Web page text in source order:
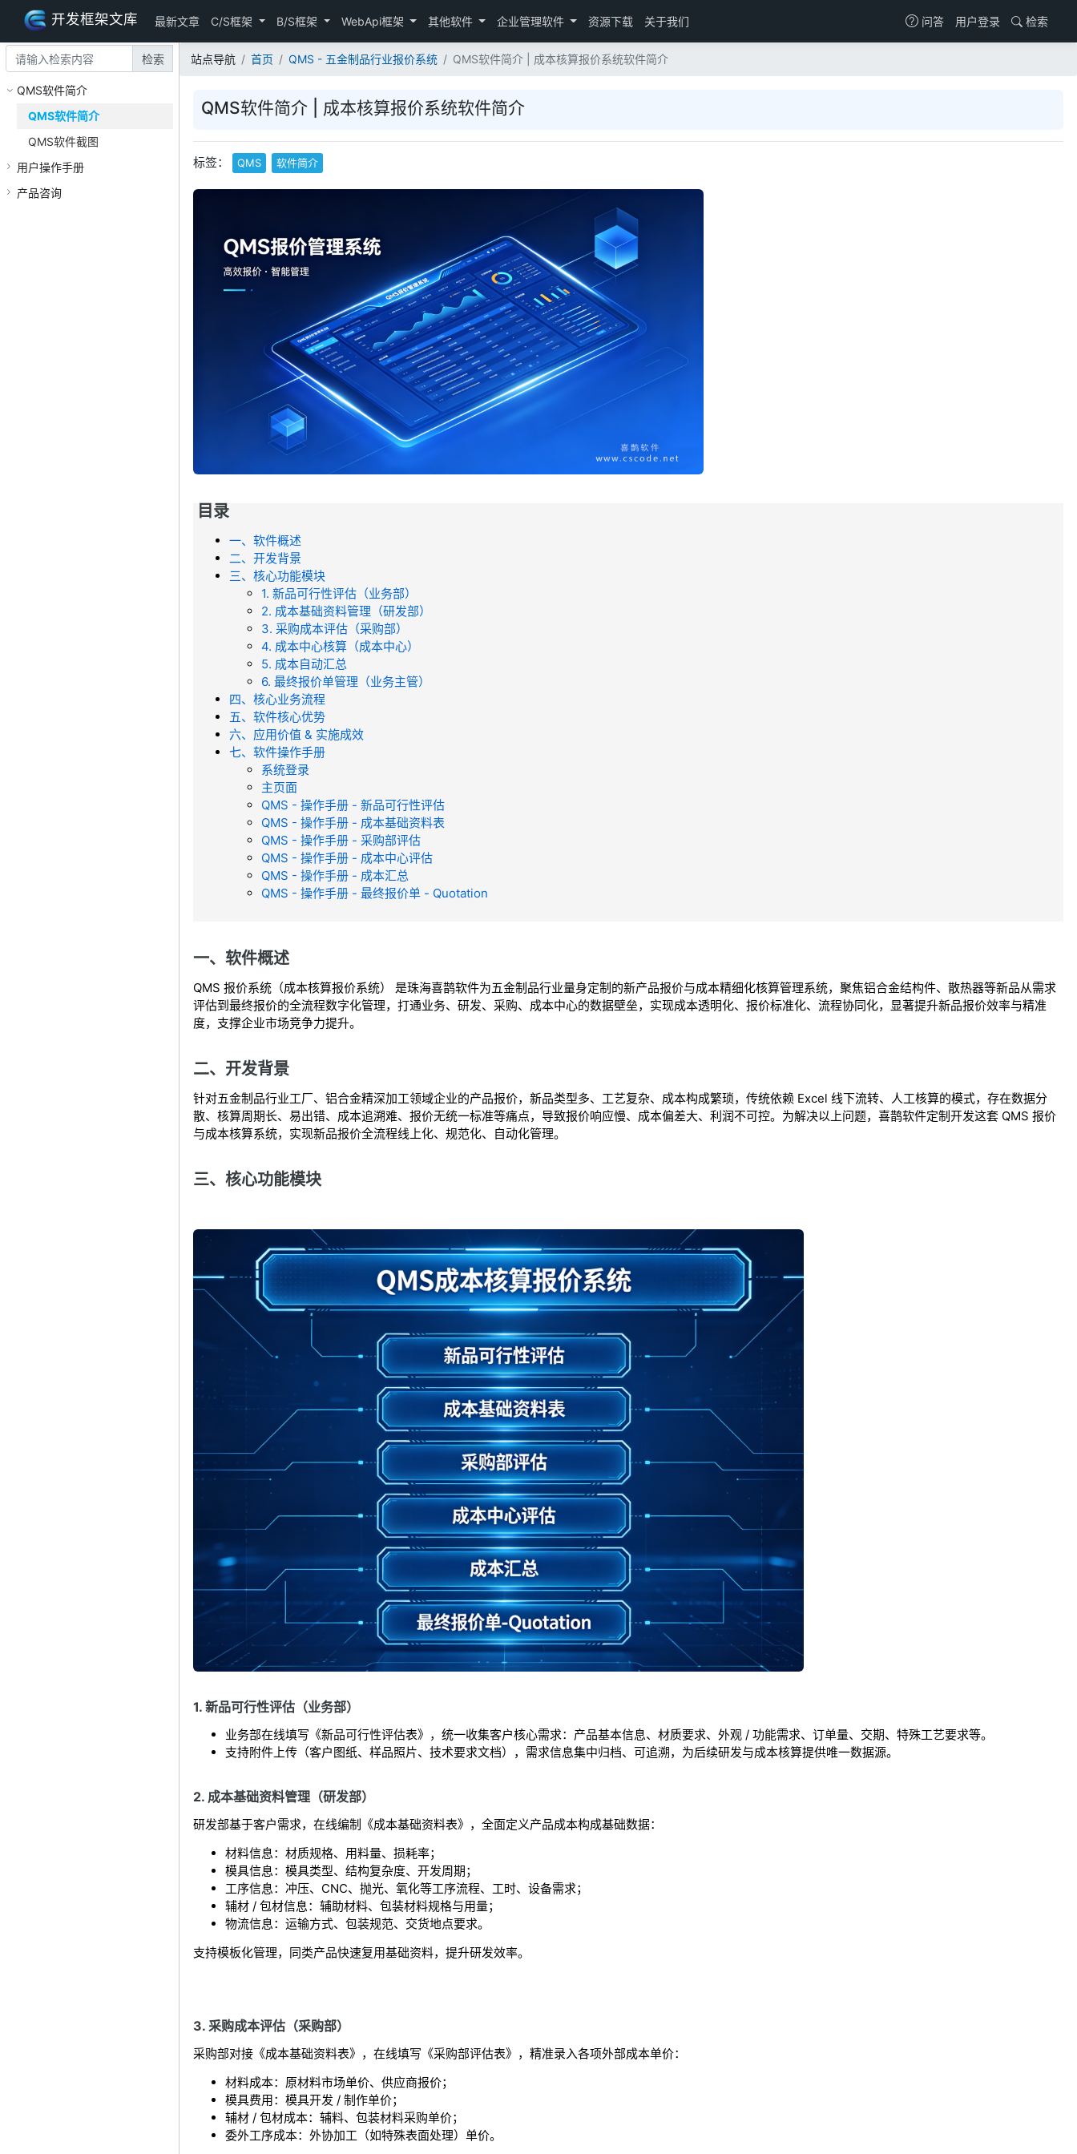
开发框架文库 最新文章 C/S框架 B/S框架 WebApi框架 其他软件 企业管理软件 资源下载 关于我们 问答 用户登录 检索
检索
QMS软件简介
QMS软件简介
QMS软件截图
用户操作手册
产品咨询
站点导航 首页 QMS - 五金制品行业报价系统 QMS软件简介 | 成本核算报价系统软件简介
QMS软件简介 | 成本核算报价系统软件简介
标签： QMS 软件简介
目录
一、软件概述
二、开发背景
三、核心功能模块
1. 新品可行性评估（业务部）
2. 成本基础资料管理（研发部）
3. 采购成本评估（采购部）
4. 成本中心核算（成本中心）
5. 成本自动汇总
6. 最终报价单管理（业务主管）
四、核心业务流程
五、软件核心优势
六、应用价值 & 实施成效
七、软件操作手册
系统登录
主页面
QMS - 操作手册 - 新品可行性评估
QMS - 操作手册 - 成本基础资料表
QMS - 操作手册 - 采购部评估
QMS - 操作手册 - 成本中心评估
QMS - 操作手册 - 成本汇总
QMS - 操作手册 - 最终报价单 - Quotation
一、软件概述
QMS 报价系统（成本核算报价系统） 是珠海喜鹊软件为五金制品行业量身定制的新产品报价与成本精细化核算管理系统，聚焦铝合金结构件、散热器等新品从需求
评估到最终报价的全流程数字化管理，打通业务、研发、采购、成本中心的数据壁垒，实现成本透明化、报价标准化、流程协同化，显著提升新品报价效率与精准
度，支撑企业市场竞争力提升。
二、开发背景
针对五金制品行业工厂、铝合金精深加工领域企业的产品报价，新品类型多、工艺复杂、成本构成繁琐，传统依赖 Excel 线下流转、人工核算的模式，存在数据分
散、核算周期长、易出错、成本追溯难、报价无统一标准等痛点，导致报价响应慢、成本偏差大、利润不可控。为解决以上问题，喜鹊软件定制开发这套 QMS 报价
与成本核算系统，实现新品报价全流程线上化、规范化、自动化管理。
三、核心功能模块
1. 新品可行性评估（业务部）
业务部在线填写《新品可行性评估表》，统一收集客户核心需求：产品基本信息、材质要求、外观 / 功能需求、订单量、交期、特殊工艺要求等。
支持附件上传（客户图纸、样品照片、技术要求文档），需求信息集中归档、可追溯，为后续研发与成本核算提供唯一数据源。
2. 成本基础资料管理（研发部）
研发部基于客户需求，在线编制《成本基础资料表》，全面定义产品成本构成基础数据：
材料信息：材质规格、用料量、损耗率；
模具信息：模具类型、结构复杂度、开发周期；
工序信息：冲压、CNC、抛光、氧化等工序流程、工时、设备需求；
辅材 / 包材信息：辅助材料、包装材料规格与用量；
物流信息：运输方式、包装规范、交货地点要求。
支持模板化管理，同类产品快速复用基础资料，提升研发效率。
3. 采购成本评估（采购部）
采购部对接《成本基础资料表》，在线填写《采购部评估表》，精准录入各项外部成本单价：
材料成本：原材料市场单价、供应商报价；
模具费用：模具开发 / 制作单价；
辅材 / 包材成本：辅料、包装材料采购单价；
委外工序成本：外协加工（如特殊表面处理）单价。